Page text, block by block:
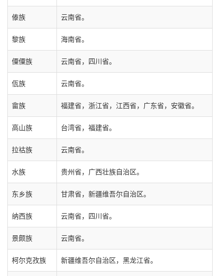
傣族 云南省。
黎族 海南省。
僳僳族 云南省，四川省。
佤族 云南省。
畲族 福建省，浙江省，江西省，广东省，安徽省。
高山族 台湾省，福建省。
拉祜族 云南省。
水族 贵州省，广西壮族自治区。
东乡族 甘肃省，新疆维吾尔自治区。
纳西族 云南省，四川省。
景颇族 云南省。
柯尔克孜族 新疆维吾尔自治区，黑龙江省。